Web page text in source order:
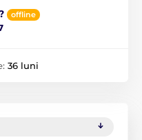
offline
36 luni